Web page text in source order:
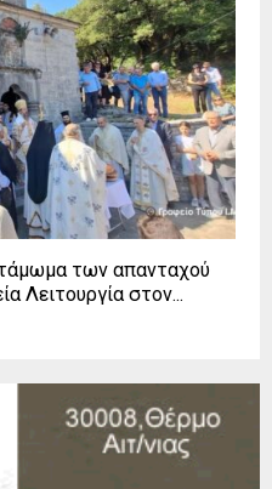
των απανταχού
Λειτουργία στον...